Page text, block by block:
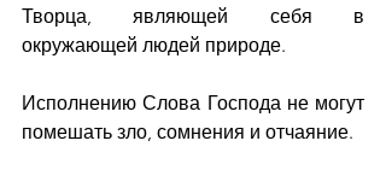
Творца, являющей себя в
окружающей людей природе.
Исполнению Слова Господа не могут
помешать зло, сомнения и отчаяние.